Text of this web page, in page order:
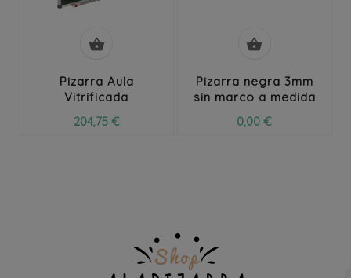

Pizarra Aula
Vitrificada
204,75 €

Pizarra negra 3mm
sin marco a medida
0,00 €